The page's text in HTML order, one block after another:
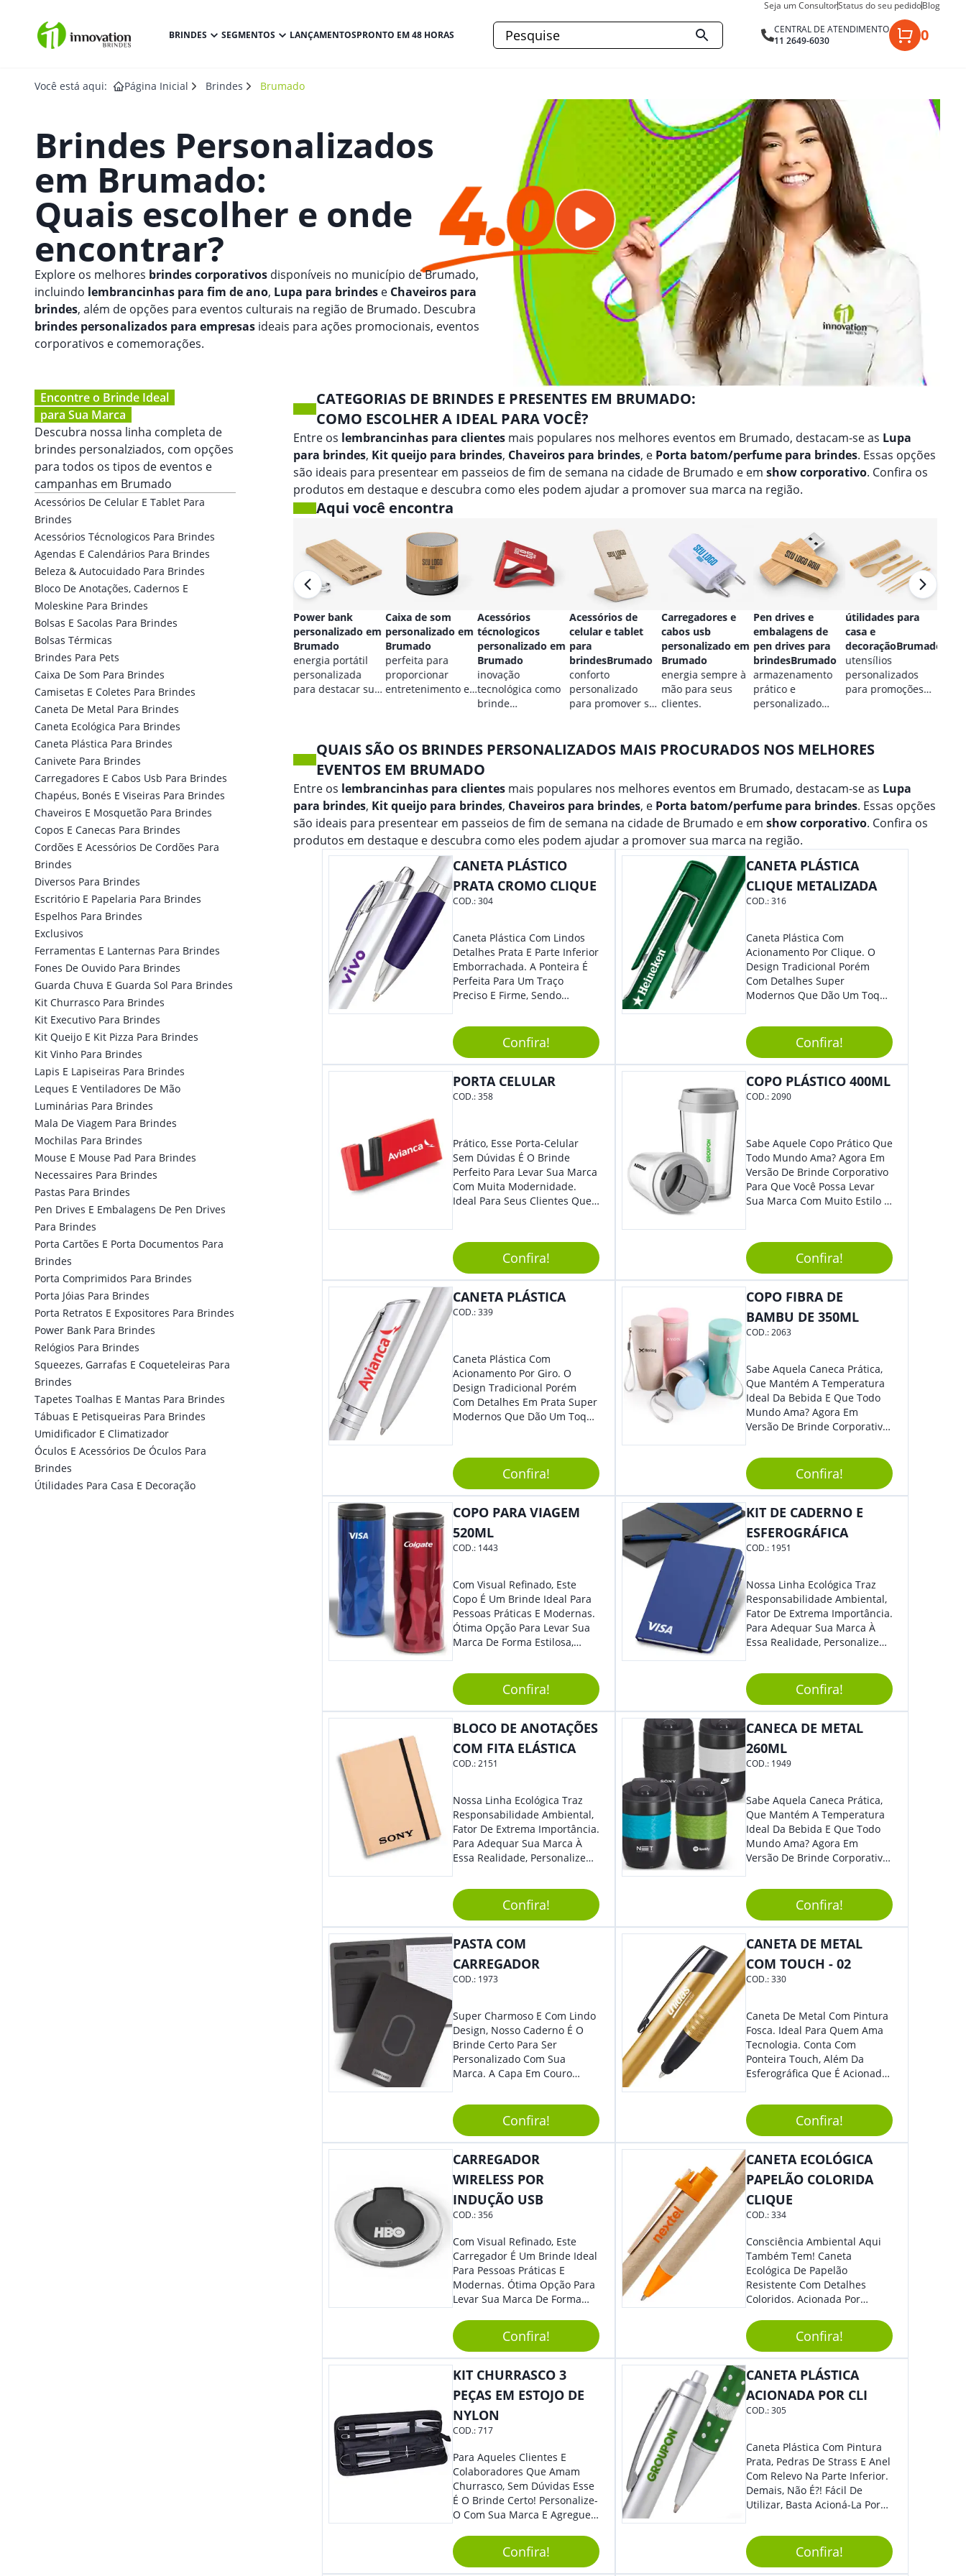
Seja um ConsultorStatus do seu pedidoBlog
BRINDES SEGMENTOS LANÇAMENTOSPRONTO EM 48 HORAS
CENTRAL DE ATENDIMENTO
11 2649-6030
0
Você está aqui: Página Inicial Brindes Brumado
Brindes Personalizados
em Brumado:
Quais escolher e onde
encontrar?
Explore os melhores brindes corporativos disponíveis no município de Brumado,
incluindo lembrancinhas para fim de ano, Lupa para brindes e Chaveiros para
brindes, além de opções para eventos culturais na região de Brumado. Descubra
brindes personalizados para empresas ideais para ações promocionais, eventos
corporativos e comemorações.
Encontre o Brinde Ideal
para Sua Marca
Descubra nossa linha completa de
brindes personalziados, com opções
para todos os tipos de eventos e
campanhas em Brumado
Acessórios De Celular E Tablet Para
Brindes
Acessórios Técnologicos Para Brindes
Agendas E Calendários Para Brindes
Beleza & Autocuidado Para Brindes
Bloco De Anotações, Cadernos E
Moleskine Para Brindes
Bolsas E Sacolas Para Brindes
Bolsas Térmicas
Brindes Para Pets
Caixa De Som Para Brindes
Camisetas E Coletes Para Brindes
Caneta De Metal Para Brindes
Caneta Ecológica Para Brindes
Caneta Plástica Para Brindes
Canivete Para Brindes
Carregadores E Cabos Usb Para Brindes
Chapéus, Bonés E Viseiras Para Brindes
Chaveiros E Mosquetão Para Brindes
Copos E Canecas Para Brindes
Cordões E Acessórios De Cordões Para
Brindes
Diversos Para Brindes
Escritório E Papelaria Para Brindes
Espelhos Para Brindes
Exclusivos
Ferramentas E Lanternas Para Brindes
Fones De Ouvido Para Brindes
Guarda Chuva E Guarda Sol Para Brindes
Kit Churrasco Para Brindes
Kit Executivo Para Brindes
Kit Queijo E Kit Pizza Para Brindes
Kit Vinho Para Brindes
Lapis E Lapiseiras Para Brindes
Leques E Ventiladores De Mão
Luminárias Para Brindes
Mala De Viagem Para Brindes
Mochilas Para Brindes
Mouse E Mouse Pad Para Brindes
Necessaires Para Brindes
Pastas Para Brindes
Pen Drives E Embalagens De Pen Drives
Para Brindes
Porta Cartões E Porta Documentos Para
Brindes
Porta Comprimidos Para Brindes
Porta Jóias Para Brindes
Porta Retratos E Expositores Para Brindes
Power Bank Para Brindes
Relógios Para Brindes
Squeezes, Garrafas E Coqueteleiras Para
Brindes
Tapetes Toalhas E Mantas Para Brindes
Tábuas E Petisqueiras Para Brindes
Umidificador E Climatizador
Óculos E Acessórios De Óculos Para
Brindes
Útilidades Para Casa E Decoração
CATEGORIAS DE BRINDES E PRESENTES EM BRUMADO:
COMO ESCOLHER A IDEAL PARA VOCÊ?
Entre os lembrancinhas para clientes mais populares nos melhores eventos em Brumado, destacam-se as Lupa
para brindes, Kit queijo para brindes, Chaveiros para brindes, e Porta batom/perfume para brindes. Essas opções
são ideais para presentear em passeios de fim de semana na cidade de Brumado e em show corporativo. Confira os
produtos em destaque e descubra como eles podem ajudar a promover sua marca na região.
Aqui você encontra
Power bank
personalizado em
Brumado
energia portátil
personalizada
para destacar sua
Caixa de som
personalizado em
Brumado
perfeita para
proporcionar
entretenimento e
Acessórios
técnologicos
personalizado em
Brumado
inovação
tecnológica como
brinde
Acessórios de
celular e tablet
para
brindesBrumado
conforto
personalizado
para promover sua
Carregadores e
cabos usb
personalizado em
Brumado
energia sempre à
mão para seus
clientes.
Pen drives e
embalagens de
pen drives para
brindesBrumado
armazenamento
prático e
personalizado
útilidades para
casa e
decoraçãoBrumado
utensílios
personalizados
para promoções
QUAIS SÃO OS BRINDES PERSONALIZADOS MAIS PROCURADOS NOS MELHORES
EVENTOS EM BRUMADO
Entre os lembrancinhas para clientes mais populares nos melhores eventos em Brumado, destacam-se as Lupa
para brindes, Kit queijo para brindes, Chaveiros para brindes, e Porta batom/perfume para brindes. Essas opções
são ideais para presentear em passeios de fim de semana na cidade de Brumado e em show corporativo. Confira os
produtos em destaque e descubra como eles podem ajudar a promover sua marca na região.
CANETA PLÁSTICO
PRATA CROMO CLIQUE
COD.:304
Caneta Plástica Com Lindos
Detalhes Prata E Parte Inferior
Emborrachada. A Ponteira É
Perfeita Para Um Traço
Preciso E Firme, Sendo
Tradicional Porém Com
Design Minimalista Que Faz
Toda Diferença.
Confira!
CANETA PLÁSTICA
CLIQUE METALIZADA
COD.:316
Caneta Plástica Com
Acionamento Por Clique. O
Design Tradicional Porém
Com Detalhes Super
Modernos Que Dão Um Toque
Confira!
PORTA CELULAR
COD.:358
Prático, Esse Porta-Celular
Sem Dúvidas É O Brinde
Perfeito Para Levar Sua Marca
Com Muita Modernidade.
Ideal Para Seus Clientes Que
Sua Empresa Terá O Grande
Destaque Merecido.
Confira!
COPO PLÁSTICO 400ML
COD.:2090
Sabe Aquele Copo Prático Que
Todo Mundo Ama? Agora Em
Versão De Brinde Corporativo
Para Que Você Possa Levar
Sua Marca Com Muito Estilo E
De Exposição.
Confira!
CANETA PLÁSTICA
COD.:339
Caneta Plástica Com
Acionamento Por Giro. O
Design Tradicional Porém
Com Detalhes Em Prata Super
Modernos Que Dão Um Toque
Confira!
COPO FIBRA DE
BAMBU DE 350ML
COD.:2063
Sabe Aquela Caneca Prática,
Que Mantém A Temperatura
Ideal Da Bebida E Que Todo
Mundo Ama? Agora Em
Versão De Brinde Corporativo
Sua Marca Com Muito Estilo E
Acrescentar Ainda Mais
Praticidade À Eventos E Feiras
De Exposição.
Confira!
COPO PARA VIAGEM
520ML
COD.: 1443
Com Visual Refinado, Este
Copo É Um Brinde Ideal Para
Pessoas Práticas E Modernas.
Ótima Opção Para Levar Sua
Marca De Forma Estilosa,
Empresa Em Eventos,
Reuniões Corporativas Ou Até
Mesmo Para Presentear
Colaboradores.
Confira!
KIT DE CADERNO E
ESFEROGRÁFICA
COD.: 1951
Nossa Linha Ecológica Traz
Responsabilidade Ambiental,
Fator De Extrema Importância.
Para Adequar Sua Marca À
Essa Realidade, Personalize
Anotações Com Post-It E
Caneta. Elaborado A Partir De
Material Reciclado, O Brinde
Também É Prático, Tornando-
Se Assim Excelente Para Uso
Cotidiano. Perfeito, Não É?!
Confira!
BLOCO DE ANOTAÇÕES
COM FITA ELÁSTICA
COD.:2151
Nossa Linha Ecológica Traz
Responsabilidade Ambiental,
Fator De Extrema Importância.
Para Adequar Sua Marca À
Essa Realidade, Personalize
Anotações Com Post-It E
Caneta. Elaborado A Partir De
Material Reciclado, O Brinde
Também É Prático, Tornando-
Se Assim Excelente Para Uso
Cotidiano. Perfeito, Não É?!
Confira!
CANECA DE METAL
260ML
COD.: 1949
Sabe Aquela Caneca Prática,
Que Mantém A Temperatura
Ideal Da Bebida E Que Todo
Mundo Ama? Agora Em
Versão De Brinde Corporativo
Sua Marca Com Muito Estilo E
Acrescentar Ainda Mais
Praticidade À Eventos E Feiras
De Exposição.
Confira!
PASTA COM
CARREGADOR
COD.: 1973
Super Charmoso E Com Lindo
Design, Nosso Caderno É O
Brinde Certo Para Ser
Personalizado Com Sua
Marca. A Capa Em Couro
Elástico Permite Maior
Segurança Ao Carregá-Lo.
Ofereça A Seus Clientes E
Colaboradores, Sem Dúvidas
Eles Irão Adorar.
Confira!
CANETA DE METAL
COM TOUCH - 02
COD.:330
Caneta De Metal Com Pintura
Fosca. Ideal Para Quem Ama
Tecnologia. Conta Com
Ponteira Touch, Além Da
Esferográfica Que É Acionada
Com Elegância E
Modernidade Na Medida
Exata.
Confira!
CARREGADOR
WIRELESS POR
INDUÇÃO USB
COD.:356
Com Visual Refinado, Este
Carregador É Um Brinde Ideal
Para Pessoas Práticas E
Modernas. Ótima Opção Para
Levar Sua Marca De Forma
Sua Empresa Em Eventos,
Reuniões Corporativas Ou Até
Mesmo Para Presentear
Colaboradores E Parceiros De
Confira!
CANETA ECOLÓGICA
PAPELÃO COLORIDA
CLIQUE
COD.:334
Consciência Ambiental Aqui
Também Tem! Caneta
Ecológica De Papelão
Resistente Com Detalhes
Coloridos. Acionada Por
E Tem Ponteira Firme, Ideal
Para Traços Precisos.
Confira!
KIT CHURRASCO 3
PEÇAS EM ESTOJO DE
NYLON
COD.:717
Para Aqueles Clientes E
Colaboradores Que Amam
Churrasco, Sem Dúvidas Esse
É O Brinde Certo! Personalize-
O Com Sua Marca E Agregue
É Composto Por 3 Peças Para
O Auxílio No Preparo De
Carnes, Em Um Lindo Estojo. É
Confira!
CANETA PLÁSTICA
ACIONADA POR CLI
COD.:305
Caneta Plástica Com Pintura
Prata, Pedras De Strass E Anel
Com Relevo Na Parte Inferior.
Demais, Não É?! Fácil De
Utilizar, Basta Acioná-La Por
Confira!